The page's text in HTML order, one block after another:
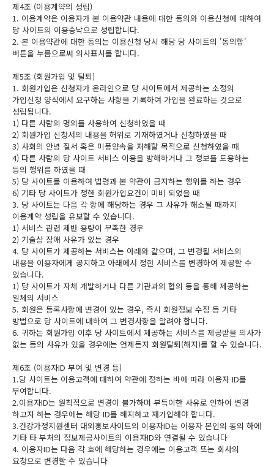
제4조 (이용계약의 성립)
1. 이용계약은 이용자가 본 이용약관 내용에 대한 동의와 이용신청에 대하여
당 사이트의 이용승낙으로 성립합니다.
2. 본 이용약관에 대한 동의는 이용신청 당시 해당 당 사이트의 '동의함'
버튼을 누름으로써 의사표시를 합니다.
제5조 (회원가입 및 탈퇴)
1. 회원가입은 신청자가 온라인으로 당 사이트에서 제공하는 소정의
가입신청 양식에서 요구하는 사항을 기록하여 가입을 완료하는 것으로
성립됩니다.
1) 다른 사람의 명의를 사용하여 신청하였을 때
2) 회원가입 신청서의 내용을 허위로 기재하였거나 신청하였을 때
3) 사회의 안녕 질서 혹은 미풍양속을 저해할 목적으로 신청하였을 때
4) 다른 사람의 당 사이트 서비스 이용을 방해하거나 그 정보를 도용하는
등의 행위를 하였을 때
5) 당 사이트를 이용하여 법령과 본 약관이 금지하는 행위를 하는 경우
6) 기타 당 사이트가 정한 회원가입요건이 미비 되었을 때
3. 당 사이트는 다음 각 항에 해당하는 경우 그 사유가 해소될 때까지
이용계약 성립을 유보할 수 있습니다.
1) 서비스 관련 제반 용량이 부족한 경우
2) 기술상 장애 사유가 있는 경우
4. 당 사이트가 제공하는 서비스는 아래와 같으며, 그 변경될 서비스의
내용을 이용자에게 공지하고 아래에서 정한 서비스를 변경하여 제공할 수
있습니다.
1) 당 사이트가 자체 개발하거나 다른 기관과의 협의 등을 통해 제공하는
일체의 서비스
5. 회원은 등록사항에 변경이 있는 경우, 즉시 회원정보 수정 등 기타
방법으로 당 사이트에 대하여 그 변경사항을 알려야 합니다.
6. 귀하는 회원가입 이후 당 사이트에서 제공하는 서비스를 제공받을 의사가
없는 등의 사유가 있을 경우에는 언제든지 회원탈퇴(해지)를 할 수 있습니다.
제6조 (이용자ID 부여 및 변경 등)
1.당 사이트는 이용고객에 대하여 약관에 정하는 바에 따라 이용자 ID를
부여합니다.
2.이용자ID는 원칙적으로 변경이 불가하며 부득이한 사유로 인하여 변경
하고자 하는 경우에는 해당 ID를 해지하고 재가입해야 합니다.
3.건강가정지원센터 대외홍보사이트의 이용자ID는 이용자 본인의 동의 하에
기타 타 부처의 정보제공사이트의 이용자ID와 연결될 수 있습니다
4. 이용자ID는 다음 각 호에 해당하는 경우에는 이용고객 또는 회사의
요청으로 변경할 수 있습니다